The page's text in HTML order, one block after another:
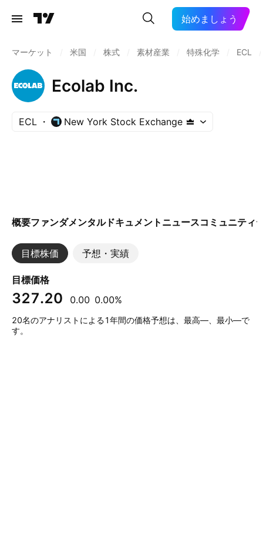
始めましょう
マーケット 米国 株式 素材産業 特殊化学 ECL
Ecolab Inc.
ECL New York Stock Exchange
概要ファンダメンタルドキュメント ニュースコミュニティ
目標株価 予想・実績
目標価格
327.20 0.00 0.00%
20名のアナリストによる1年間の価格予想は、最高—、最小—で
す。